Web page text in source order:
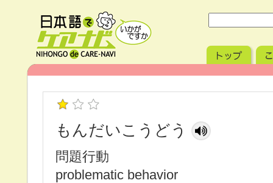
もんだいこうどう
問題行動
problematic behavior